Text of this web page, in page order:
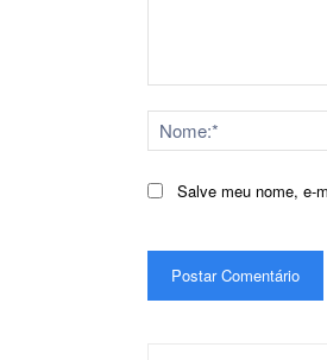
Salve meu nome, e-